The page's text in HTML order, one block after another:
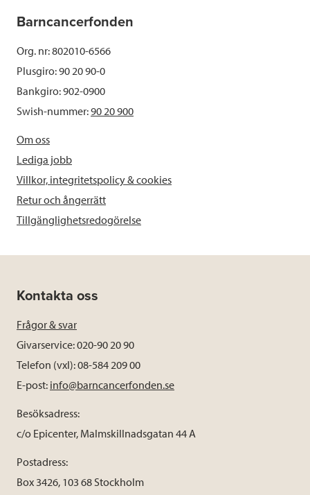
Barncancerfonden
Org. nr: 802010-6566
Plusgiro: 90 20 90-0
Bankgiro: 902-0900
Swish-nummer:90 20 900
Om oss
Lediga jobb
Villkor, integritetspolicy & cookies
Retur och ångerrätt
Tillgänglighetsredogörelse
Kontakta oss
Frågor & svar
Givarservice: 020-90 20 90
Telefon (vxl): 08-584 209 00
E-post: info@barncancerfonden.se
Besöksadress:
c/o Epicenter, Malmskillnadsgatan 44 A
Postadress:
Box 3426, 103 68 Stockholm